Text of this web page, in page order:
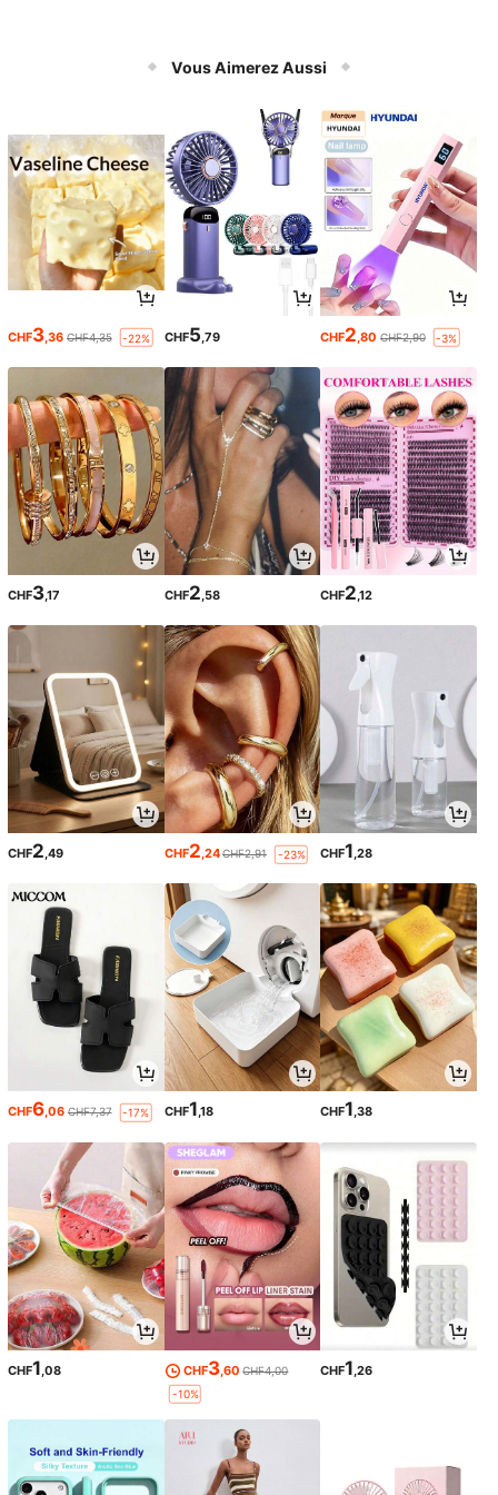
Vous Aimerez Aussi
CHF3 ,36 CHF4,35 -22% CHF5 ,79 CHF2 ,80 CHF2,90 -3%
CHF3,17 CHF2,58 CHF2,12
CHF2,49 CHF2,24CHF2,91 -23% CHF1,28
CHF6,06 CHF7,37 -17% CHF1,18 CHF1,38
CHF1 ,08 CHF3 ,60 CHF4,00
-10%
CHF1 ,26